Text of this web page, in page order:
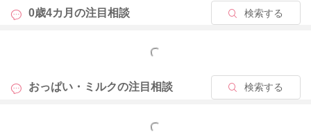
0歳4カ月の注目相談 検索する
もっと見る
おっぱい・ミルクの注目相談 検索する
もっと見る